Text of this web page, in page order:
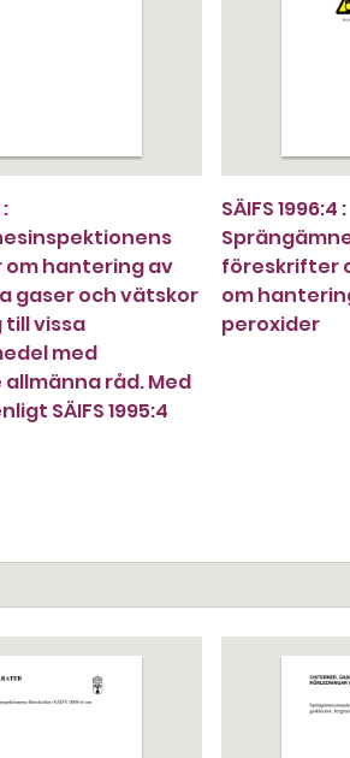
hantering av
gaser och vätskor
till vissa
med
råd. Med
SÄIFS 1995:4
SÄIFS 1996:4 :
föreskrifter
om
peroxider